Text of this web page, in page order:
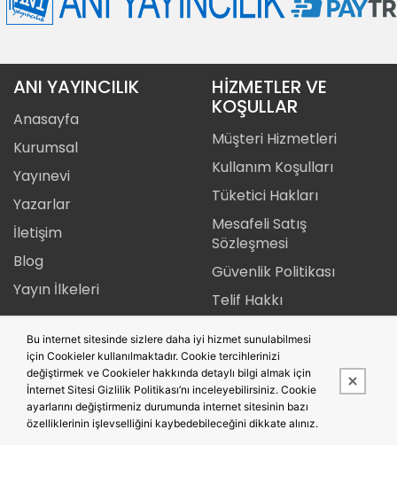
ANI YAYINCILIK
Anasayfa
Kurumsal
Yayınevi
Yazarlar
İletişim
Blog
Yayın İlkeleri
HİZMETLER VE
KOŞULLAR
Müşteri Hizmetleri
Kullanım Koşulları
Tüketici Hakları
Mesafeli Satış
Sözleşmesi
Güvenlik Politikası
Telif Hakkı
İade Şartları
Bu site,PobolEti®Entegre E-ticaret Sistemi ile hazırlanmıştır.
Bu internet sitesinde sizlere daha iyi hizmet sunulabilmesi
için Cookieler kullanılmaktadır. Cookie tercihlerinizi
değiştirmek ve Cookieler hakkında detaylı bilgi almak için
İnternet Sitesi Gizlilik Politikası’nı inceleyebilirsiniz. Cookie
ayarlarını değiştirmeniz durumunda internet sitesinin bazı
özelliklerinin işlevselliğini kaybedebileceğini dikkate alınız.